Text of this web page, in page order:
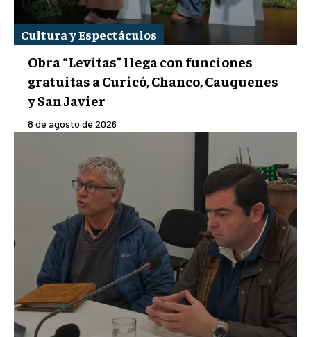
Cultura y Espectáculos
Obra “Levitas” llega con funciones
gratuitas a Curicó, Chanco, Cauquenes
y San Javier
8 de agosto de 2026